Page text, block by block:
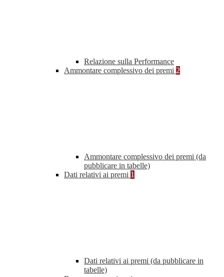
Relazione sulla Performance
Ammontare complessivo dei premi 2
Ammontare complessivo dei premi (da
pubblicare in tabelle)
Dati relativi ai premi 1
Dati relativi ai premi (da pubblicare in
tabelle)